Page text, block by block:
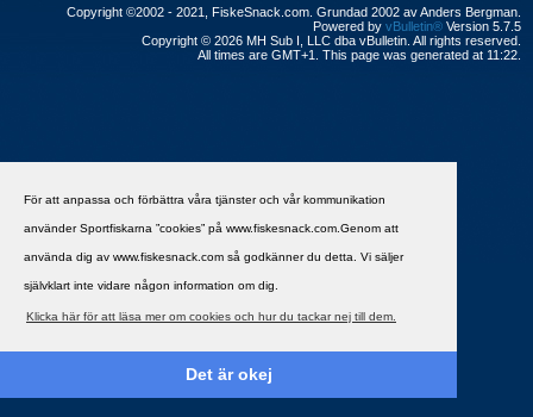
För att anpassa och förbättra våra tjänster och vår kommunikation
använder Sportfiskarna ”cookies” på www.fiskesnack.com.Genom att
använda dig av www.fiskesnack.com så godkänner du detta. Vi säljer
självklart inte vidare någon information om dig.
Klicka här för att läsa mer om cookies och hur du tackar nej till dem.
Det är okej
Copyright ©2002 - 2021, FiskeSnack.com. Grundad 2002 av Anders Bergman.
Powered by vBulletin® Version 5.7.5
Copyright © 2026 MH Sub I, LLC dba vBulletin. All rights reserved.
All times are GMT+1. This page was generated at 11:22.